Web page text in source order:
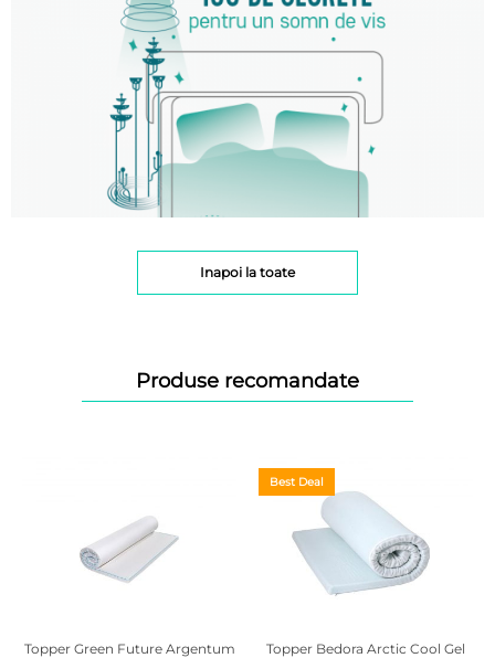
Inapoi la toate
Produse recomandate
Topper Green Future Argentum
Best Deal
Topper Bedora Arctic Cool Gel